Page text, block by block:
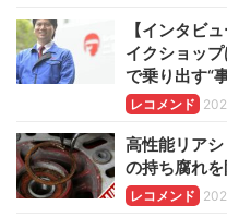
【インタビ
イクショッ
で乗り出す“
レコメンド
高性能リア
の持ち腐れ
レコメンド